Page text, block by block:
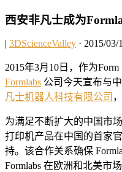
西安非凡士成为
| 3DScienceValley · 2015/03/
2015年3月10日，作为
Formlabs 公司今天宣布与
凡士机器人科技有限公司
为满足不断扩大的中国市
打印机产品在中国的首家
持。该合作关系确保
Formlabs 在欧洲和北美市